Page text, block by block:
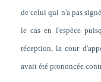
de celui qui n'a pas
le cas en l'espèce
réception, la cour
avait été prononcée